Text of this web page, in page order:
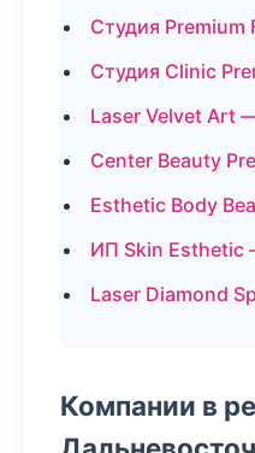
Студия
Студия Clinic
Laser Velvet Art
Center Beauty
Esthetic Body
ИП Skin
Laser Diamond
Компании в